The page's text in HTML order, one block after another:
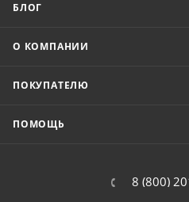
БЛОГ
О КОМПАНИИ
ПОКУПАТЕЛЮ
ПОМОЩЬ
8 (800)